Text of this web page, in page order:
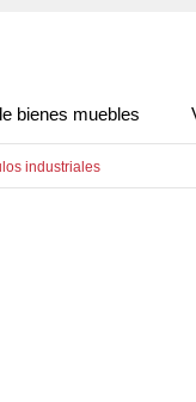
bienes muebles
industriales